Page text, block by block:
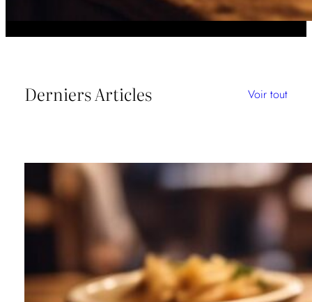
Derniers Articles Voir tout